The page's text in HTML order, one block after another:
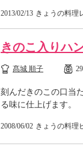
2013/02/13 きょうの料理
きのこ入りハ
髙城 順子
刻んだきのこの口当
る味に仕上げます。
2008/06/02 きょうの料理